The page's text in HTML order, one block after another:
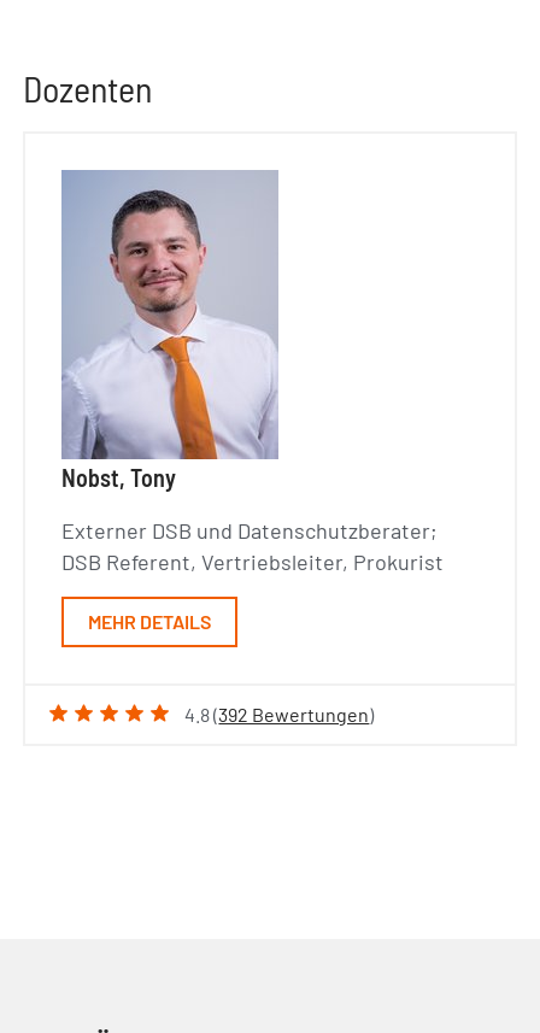
Dozenten
Nobst, Tony
Externer DSB und Datenschutzberater;
DSB Referent, Vertriebsleiter, Prokurist
MEHR DETAILS
4.8 (392 Bewertungen)